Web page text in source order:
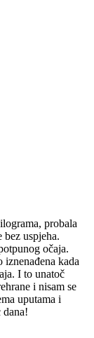
probala
bez uspjeha.
očaja.
iznenađena kada
I to unatoč
i nisam se
uputama i
dana!